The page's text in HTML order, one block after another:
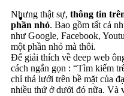
Nhưng thật sự, thông tin
phần nhỏ. Bao gồm tất cả
như Google, Facebook,
một phần nhỏ mà thôi.
Để giải thích về deep web
cách ngắn gọn : “Tìm kiếm
chỉ thả lưới trên bề mặt của
nhiều thứ ở dưới đó nữa. Và